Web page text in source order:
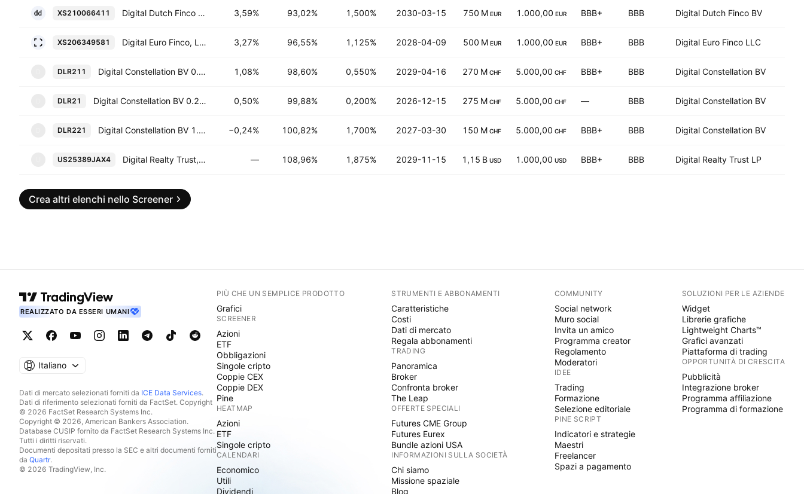
XS210066411 Digital Dutch Finco BV 1.5% 15-MAR-2030 3,59% 93,02% 1,500% 2030-03-15 750 M EUR 1.000,00 EUR BBB+ BBB Digital Dutch Finco BV
XS206349581 Digital Euro Finco, LLC 1.125% 09-APR-2028 3,27% 96,55% 1,125% 2028-04-09 500 M EUR 1.000,00 EUR BBB+ BBB Digital Euro Finco LLC
DLR211 Digital Constellation BV 0.55% 16-APR-2029 1,08% 98,60% 0,550% 2029-04-16 270 M CHF 5.000,00 CHF BBB+ BBB Digital Constellation BV
DLR21 Digital Constellation BV 0.2% 15-DEC-2026 0,50% 99,88% 0,200% 2026-12-15 275 M CHF 5.000,00 CHF — BBB Digital Constellation BV
DLR221 Digital Constellation BV 1.7% 30-MAR-2027 −0,24% 100,82% 1,700% 2027-03-30 150 M CHF 5.000,00 CHF BBB+ BBB Digital Constellation BV
US25389JAX4 Digital Realty Trust, L.P. 1.875% 15-NOV-2029 — 108,96% 1,875% 2029-11-15 1,15 B USD 1.000,00 USD BBB+ BBB Digital Realty Trust LP
Crea altri elenchi nello Screener
REALIZZATO DA ESSERI UMANI
Italiano
Dati di mercato selezionati forniti da ICE Data Services.
Dati di riferimento selezionati forniti da FactSet. Copyright
© 2026 FactSet Research Systems Inc.
Copyright © 2026, American Bankers Association.
Database CUSIP fornito da FactSet Research Systems Inc.
Tutti i diritti riservati.
Documenti depositati presso la SEC e altri documenti forniti
da Quartr.
© 2026 TradingView, Inc.
PIÙ CHE UN SEMPLICE PRODOTTO
Grafici
SCREENER
Azioni
ETF
Obbligazioni
Singole cripto
Coppie CEX
Coppie DEX
Pine
HEATMAP
Azioni
ETF
Singole cripto
CALENDARI
Economico
Utili
Dividendi
STRUMENTI E ABBONAMENTI
Caratteristiche
Costi
Dati di mercato
Regala abbonamenti
TRADING
Panoramica
Broker
Confronta broker
The Leap
OFFERTE SPECIALI
Futures CME Group
Futures Eurex
Bundle azioni USA
INFORMAZIONI SULLA SOCIETÀ
Chi siamo
Missione spaziale
Blog
COMMUNITY
Social network
Muro social
Invita un amico
Programma creator
Regolamento
Moderatori
IDEE
Trading
Formazione
Selezione editoriale
PINE SCRIPT
Indicatori e strategie
Maestri
Freelancer
Spazi a pagamento
SOLUZIONI PER LE AZIENDE
Widget
Librerie grafiche
Lightweight Charts™
Grafici avanzati
Piattaforma di trading
OPPORTUNITÀ DI CRESCITA
Pubblicità
Integrazione broker
Programma affiliazione
Programma di formazione